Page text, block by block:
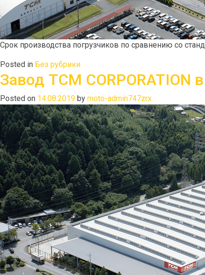
Срок производства погрузчиков по сравнению со
Posted in Без рубрики
Завод TCM CORPORATION
Posted on 14.08.2019 by moto-admin747zrx